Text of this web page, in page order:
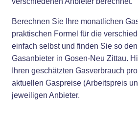
Berechnen Sie Ihre monatlichen
praktischen Formel für die
einfach selbst und finden Sie so
Gasanbieter in Gosen-Neu Zittau.
Ihren geschätzten Gasverbrauch
aktuellen Gaspreise (Arbeitspreis
jeweiligen Anbieter.